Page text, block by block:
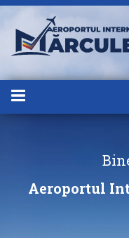
Aeroportul